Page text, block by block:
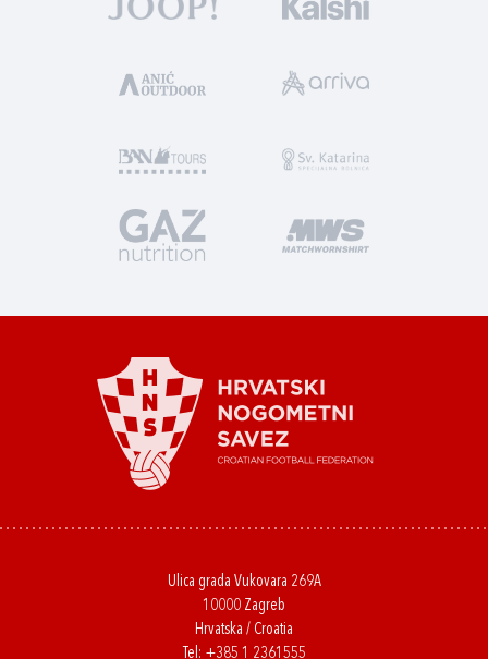
Ulica grada Vukovara 269A
10000 Zagreb
Hrvatska / Croatia
Tel: +385 1 2361555